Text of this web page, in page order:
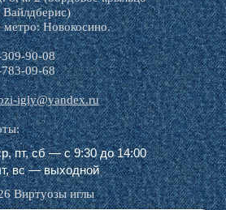
Вайлдберис)
Новокосино.
90-08
09-68
igly@yandex.ru
пт, cб — с 9:30 до 14:00
вс — выходной
Виртуозы иглы